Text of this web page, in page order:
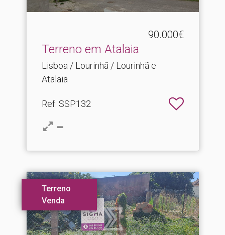
90.000€
Terreno em Atalaia
Lisboa / Lourinhã / Lourinhã e
Atalaia
Ref: SSP132
Terreno
Venda